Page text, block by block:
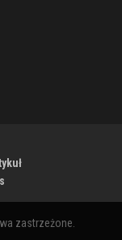
zastrzeżone.